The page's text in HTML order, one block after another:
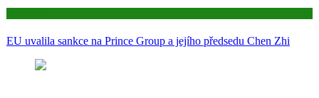
EU uvalila sankce na Prince Group a jejího předsedu Chen Zhi